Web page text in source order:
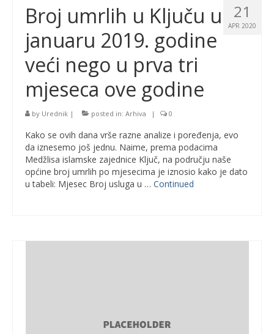
21
APR 2020
Broj umrlih u Ključu u
januaru 2019. godine
veći nego u prva tri
mjeseca ove godine
by Urednik | posted in: Arhiva | 0
Kako se ovih dana vrše razne analize i poređenja, evo
da iznesemo još jednu. Naime, prema podacima
Medžlisa islamske zajednice Ključ, na području naše
općine broj umrlih po mjesecima je iznosio kako je dato
u tabeli: Mjesec Broj usluga u … Continued